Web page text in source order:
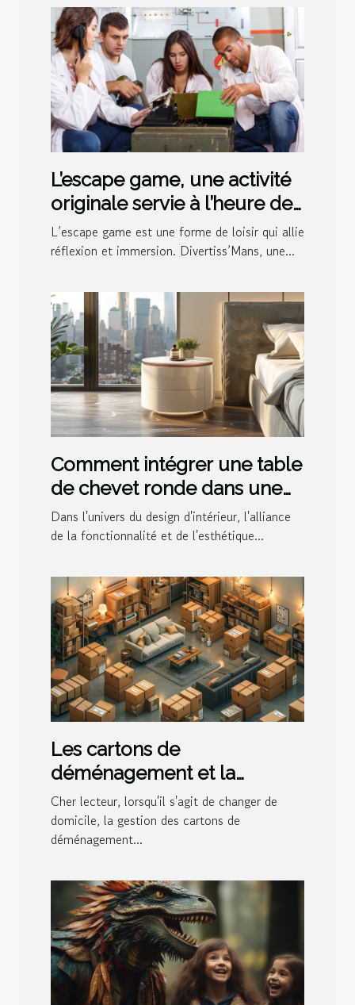
L’escape game, une activité
originale servie à l’heure de
l’apéro par Divertiss’Mans
L’escape game est une forme de loisir qui allie
réflexion et immersion. Divertiss’Mans, une...
Comment intégrer une table
de chevet ronde dans une
décoration moderne
Dans l'univers du design d'intérieur, l'alliance
de la fonctionnalité et de l'esthétique...
Les cartons de
déménagement et la
gestion de l'espace dans le
logement
Cher lecteur, lorsqu'il s'agit de changer de
domicile, la gestion des cartons de
déménagement...